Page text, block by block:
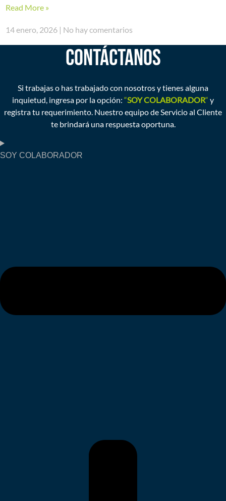
Read More »
14 enero, 2026 No hay comentarios
CONTÁCTANOS
Si trabajas o has trabajado con nosotros y tienes alguna
inquietud, ingresa por la opción: “SOY COLABORADOR“ y
registra tu requerimiento. Nuestro equipo de Servicio al Cliente
te brindará una respuesta oportuna.
SOY COLABORADOR